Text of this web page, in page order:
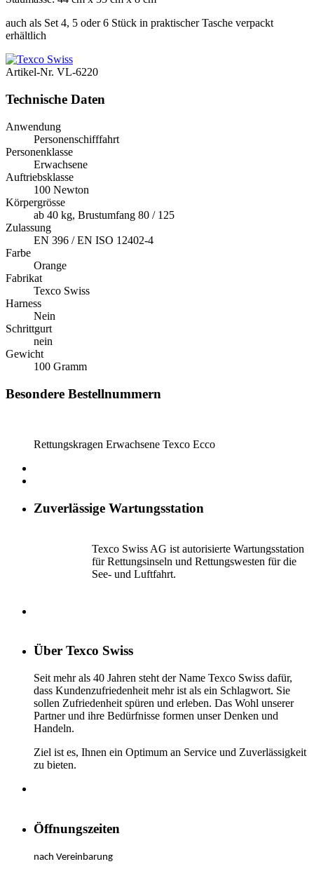
auch als Set 4, 5 oder 6 Stück in praktischer Tasche verpackt
erhältlich
Artikel-Nr. VL-6220
Technische Daten
Anwendung
Personenschifffahrt
Personenklasse
Erwachsene
Auftriebsklasse
100 Newton
Körpergrösse
ab 40 kg, Brustumfang 80 / 125
Zulassung
EN 396 / EN ISO 12402-4
Farbe
Orange
Fabrikat
Texco Swiss
Harness
Nein
Schrittgurt
nein
Gewicht
100 Gramm
Besondere Bestellnummern
Rettungskragen Erwachsene Texco Ecco
Zuverlässige Wartungsstation
Texco Swiss AG ist autorisierte Wartungsstation
für Rettungsinseln und Rettungswesten für die
See- und Luftfahrt.
Über Texco Swiss
Seit mehr als 40 Jahren steht der Name Texco Swiss dafür,
dass Kundenzufriedenheit mehr ist als ein Schlagwort. Sie
sollen Zufriedenheit spüren und erleben. Das Wohl unserer
Partner und ihre Bedürfnisse formen unser Denken und
Handeln.
Ziel ist es, Ihnen ein Optimum an Service und Zuverlässigkeit
zu bieten.
Öffnungszeiten
nach Vereinbarung